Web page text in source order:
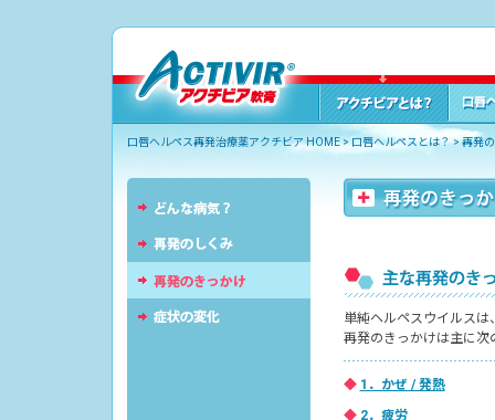
口唇ヘルペス再発治療薬アクチビア HOME>口唇ヘルペスとは？>再発
単純ヘルペスウイルスは
再発のきっかけは主に次
◆ 1．かぜ / 発熱
◆ 2．疲労